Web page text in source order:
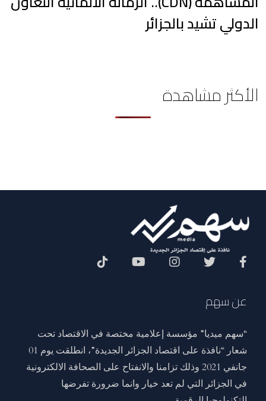
الدولي تشيد بالجزائر
الأكثر مشاهدة
عن سهم
“سهم ميديا” مؤسسة إعلامية مختصة في الاقتصاد تحت
شعار “نافذة على اقتصاد الجزائر الجديدة”، انطلقت يوم 01
جانفي 2021 وذلك تزامنا والانفتاح على الصحافة الالكترونية
في الجزائر التي لم تعد خيار وانما ضرورة تفرضها